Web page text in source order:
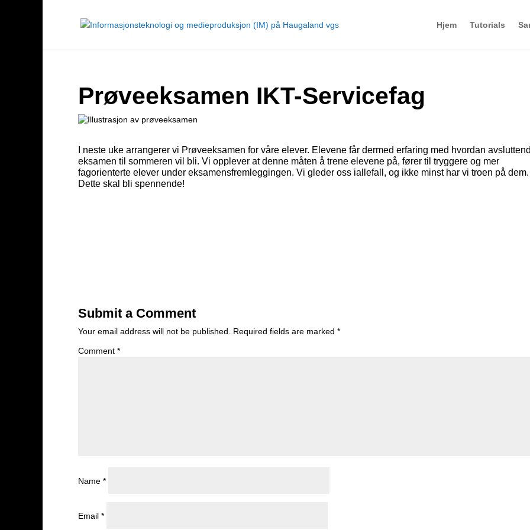
Hjem Tutorials
Prøveeksamen IKT-Servicefag
I neste uke arrangerer vi Prøveeksamen for våre elever. Elevene får dermed erfaring med hvordan
eksamen til sommeren vil bli. Vi opplever at denne måten å trene elevene på, fører til tryggere og mer
fagorienterte elever under eksamensfremleggingen. Vi gleder oss iallefall, og ikke minst har vi troen på dem.
Dette skal bli spennende!
Submit a Comment
Your email address will not be published. Required fields are marked *
Comment *
Name *
Email *